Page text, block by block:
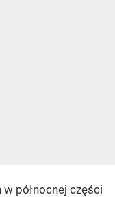
północnej części